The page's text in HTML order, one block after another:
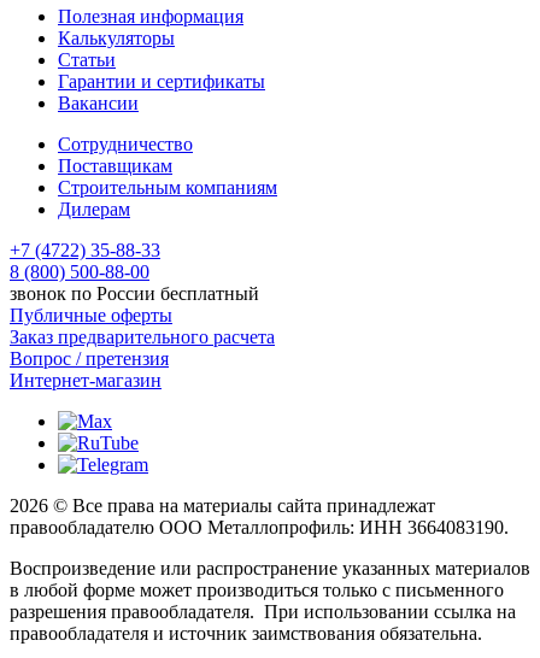
Полезная информация
Калькуляторы
Статьи
Гарантии и сертификаты
Вакансии
Сотрудничество
Поставщикам
Строительным компаниям
Дилерам
+7 (4722) 35-88-33
8 (800) 500-88-00
звонок по России бесплатный
Публичные оферты
Заказ предварительного расчета
Вопрос / претензия
Интернет-магазин
2026 © Все права на материалы сайта принадлежат
правообладателю ООО Металлопрофиль: ИНН 3664083190.
Воспроизведение или распространение указанных материалов
в любой форме может производиться только с письменного
разрешения правообладателя. При использовании ссылка на
правообладателя и источник заимствования обязательна.